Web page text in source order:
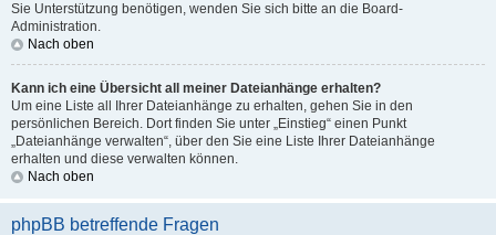
Sie Unterstützung benötigen, wenden Sie sich bitte an die Board-
Administration.
Nach oben
Kann ich eine Übersicht all meiner Dateianhänge erhalten?
Um eine Liste all Ihrer Dateianhänge zu erhalten, gehen Sie in den
persönlichen Bereich. Dort finden Sie unter „Einstieg“ einen Punkt
„Dateianhänge verwalten“, über den Sie eine Liste Ihrer Dateianhänge
erhalten und diese verwalten können.
Nach oben
phpBB betreffende Fragen